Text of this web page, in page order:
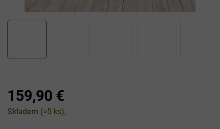
159,90 €
Jednotková
Skladem (>5 ks)